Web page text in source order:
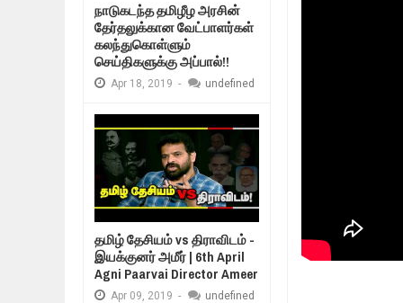
MORE INTERNATIONAL NGOS
Feb
Feb
நாடுகடந்த தமிழீழ அரசாங்கத்தின்
Feb
நாடுகடந்த தமிழீழ அரசின்
தேர்தலுக்கான வேட்பாளர்கள்
கலந்துகொள்ளும்
செய்திகளுக்கு அப்பால்!!
Apr 18, 2019 - undefined
தமிழ் தேசியம் vs திராவிடம் -
இயக்குனர் அமீர் | 6th April
Agni Paarvai Director Ameer
Apr 09, 2019 - undefined